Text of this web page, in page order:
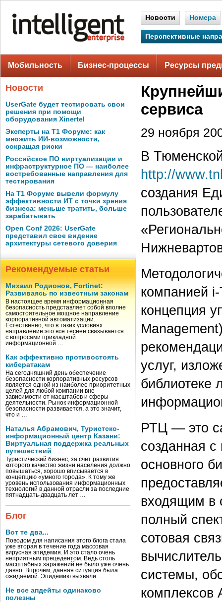
Новости Номера
Перспективные
Мобильность Бизнес-процессы Ресурсы
Новости
UserGate будет тестировать свои
решения при помощи
оборудования Xinertel
Эксперты на Т1 Форуме: как
множить ИИ-возможности,
сокращая риски
Российское ПО виртуализации и
инфраструктурное ПО — наиболее
востребованные направления для
тестирования
На Т1 Форуме вывели формулу
эффективности ИТ с точки зрения
бизнеса: меньше тратить, больше
зарабатывать
Open Conf 2026: UserGate
представил свое видение
архитектуры сетевого доверия
Рекомендуемые статьи
Михаил Родионов, Fortinet:
Развиваясь по известным законам
В настоящее время информационная
безопасность представляет собой вполне
самостоятельное мощное направление
корпоративной автоматизации.
Естественно, что в таких условиях
направление это все теснее связывается
с вопросами прикладной
информационной …
Как эффективно противостоять
кибератакам
На сегодняшний день обеспечение
безопасности корпоративных ресурсов
является одной из наиболее приоритетных
целей для любой компании вне
зависимости от масштабов и сферы
деятельности. Рынок информационной
безопасности развивается, а это значит,
что и …
Наталья Абрамович, Туристско-
информационный центр Казани:
Виртуальная поддержка реальных
путешествий
Туристический бизнес, за счет развития
которого качество жизни населения должно
повышаться, хорошо вписывается в
концепцию «умного города». К тому же
уровень использования информационных
технологий в данной отрасли за последние
пятнадцать-двадцать лет …
Блог
Вот те два...
Поводом для написания этого блога стала
уже вторая в течение года массовая
вирусная эпидемия. И это стало очень
неприятным прецедентом. Ведь столь
масштабных заражений не было уже очень
давно. Впрочем, данная ситуация была
ожидаемой. Эпидемию вызвали …
Не все апдейты одинаково
полезны
сервиса
29 ноября
В
http://
создания
компанией
концепция
услуг,
библиотеке
РТЦ — это
созданная
основного
входящим в
полный
сотовая
системы,
комплексов